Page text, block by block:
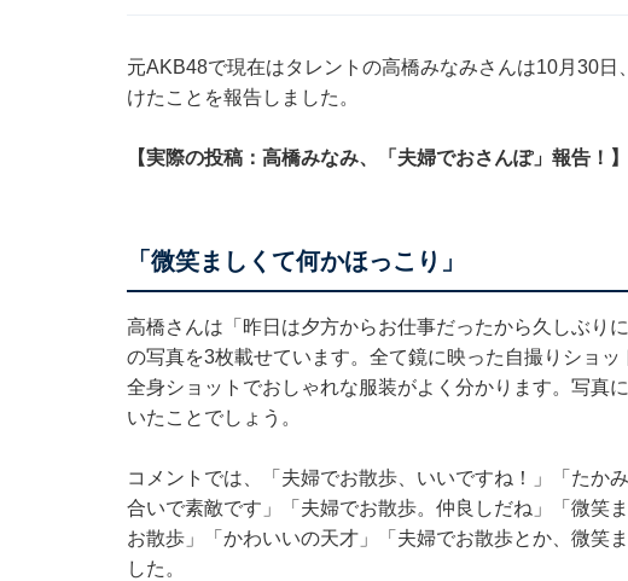
元AKB48で現在はタレントの高橋みなみさんは10月30
けたことを報告しました。
【実際の投稿：高橋みなみ、「夫婦でおさんぽ」報告！】
「微笑ましくて何かほっこり」
高橋さんは「昨日は夕方からお仕事だったから久しぶり
の写真を3枚載せています。全て鏡に映った自撮りショ
全身ショットでおしゃれな服装がよく分かります。写真
いたことでしょう。
コメントでは、「夫婦でお散歩、いいですね！」「たか
合いで素敵です」「夫婦でお散歩。仲良しだね」「微
お散歩」「かわいいの天才」「夫婦でお散歩とか、微笑
した。